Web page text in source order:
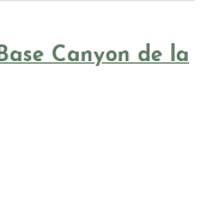
Canyon de la